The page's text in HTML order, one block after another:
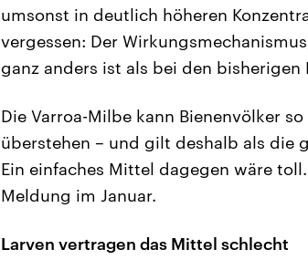
umsonst in deutlich höheren
vergessen: Der
ganz anders ist als bei den bisherigen
Die Varroa-Milbe kann Bienenvölker
überstehen – und gilt deshalb als die
Ein einfaches Mittel dagegen wäre
Meldung im Januar.
Larven vertragen das Mittel schlecht